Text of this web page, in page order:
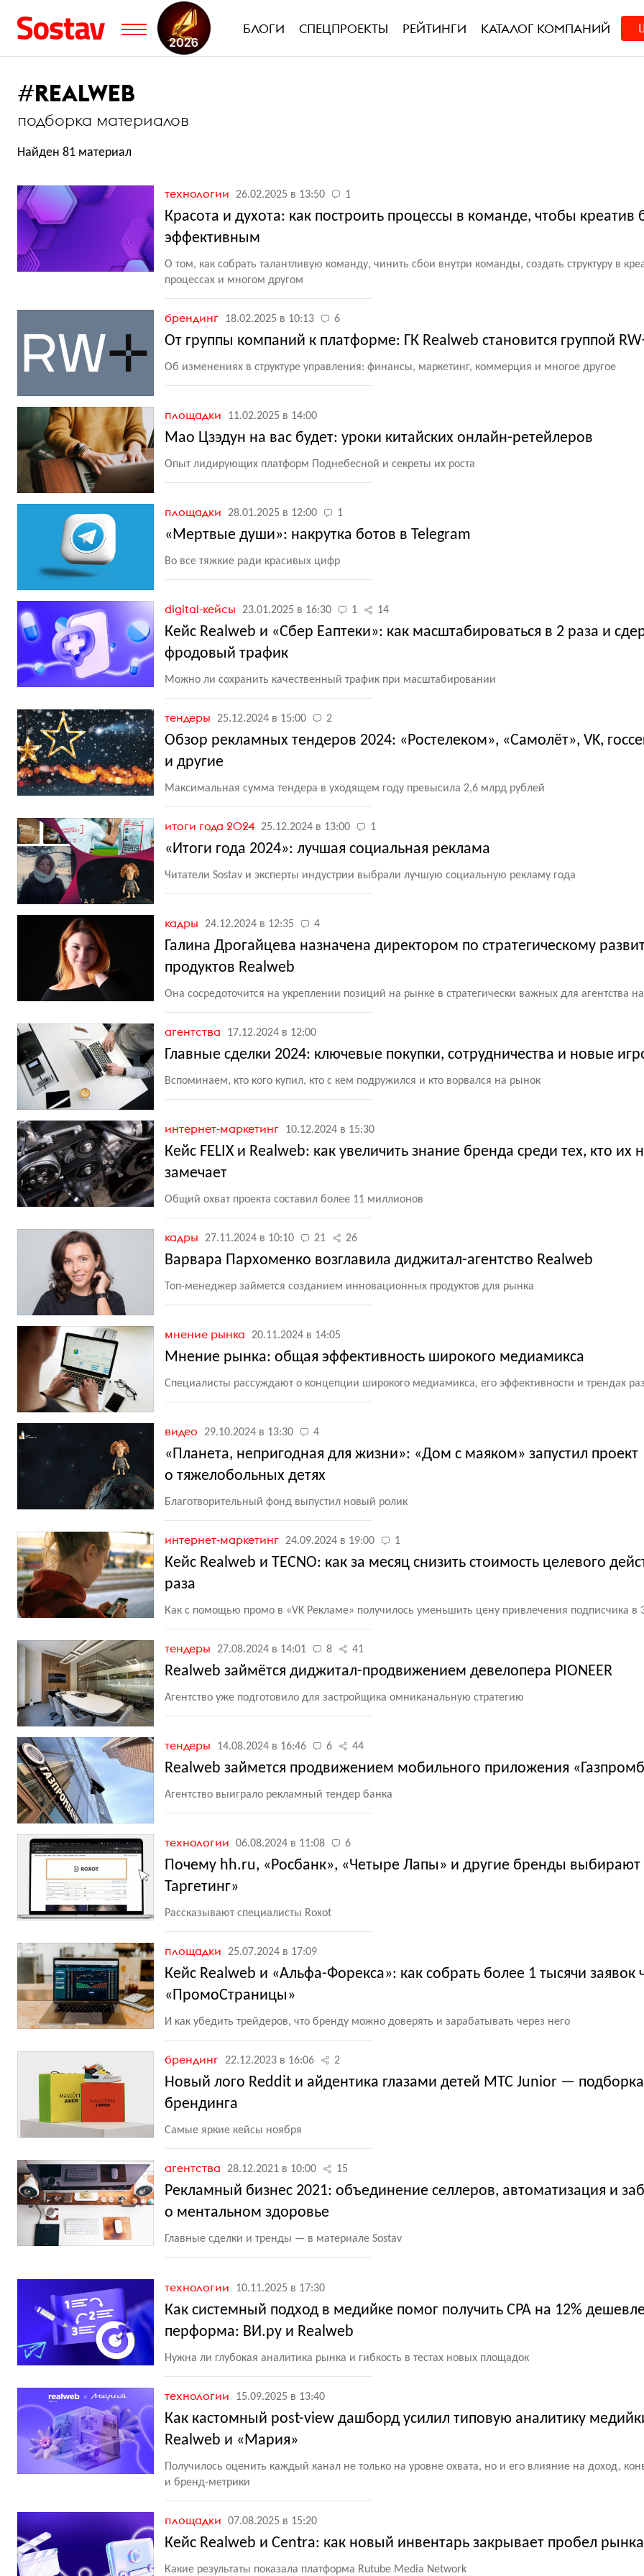
БЛОГИ СПЕЦПРОЕКТЫ РЕЙТИНГИ КАТАЛОГ КОМПАНИЙ
#REALWEB
подборка материалов
Найден 81 материал
технологии 26.02.2025 в 13:50 1
Красота и духота: как построить процессы в команде, чтобы креатив
эффективным
О том, как собрать талантливую команду, чинить сбои внутри команды, создать структуру в
процессах и многом другом
брендинг 18.02.2025 в 10:13 6
От группы компаний к платформе: ГК Realweb становится группой
Об изменениях в структуре управления: финансы, маркетинг, коммерция и многое другое
площадки 11.02.2025 в 14:00
Мао Цзэдун на вас будет: уроки китайских онлайн-ретейлеров
Опыт лидирующих платформ Поднебесной и секреты их роста
площадки 28.01.2025 в 12:00 1
«Мертвые души»: накрутка ботов в Telegram
Во все тяжкие ради красивых цифр
digital-кейсы 23.01.2025 в 16:30 1 14
Кейс Realweb и «Сбер Еаптеки»: как масштабироваться в 2 раза и
фродовый трафик
Можно ли сохранить качественный трафик при масштабировании
тендеры 25.12.2024 в 15:00 2
Обзор рекламных тендеров 2024: «Ростелеком», «Самолёт», VK,
и другие
Максимальная сумма тендера в уходящем году превысила 2,6 млрд рублей
итоги года 2024 25.12.2024 в 13:00 1
«Итоги года 2024»: лучшая социальная реклама
Читатели Sostav и эксперты индустрии выбрали лучшую социальную рекламу года
кадры 24.12.2024 в 12:35 4
Галина Дрогайцева назначена директором по стратегическому
продуктов Realweb
Она сосредоточится на укреплении позиций на рынке в стратегически важных для агентства
агентства 17.12.2024 в 12:00
Главные сделки 2024: ключевые покупки, сотрудничества и новые
Вспоминаем, кто кого купил, кто с кем подружился и кто ворвался на рынок
интернет-маркетинг 10.12.2024 в 15:30
Кейс FELIX и Realweb: как увеличить знание бренда среди тех, кто их
замечает
Общий охват проекта составил более 11 миллионов
кадры 27.11.2024 в 10:10 21 26
Варвара Пархоменко возглавила диджитал-агентство Realweb
Топ-менеджер займется созданием инновационных продуктов для рынка
мнение рынка 20.11.2024 в 14:05
Мнение рынка: общая эффективность широкого медиамикса
Специалисты рассуждают о концепции широкого медиамикса, его эффективности и трендах
видео 29.10.2024 в 13:30 4
«Планета, непригодная для жизни»: «Дом с маяком» запустил проект
о тяжелобольных детях
Благотворительный фонд выпустил новый ролик
интернет-маркетинг 24.09.2024 в 19:00 1
Кейс Realweb и TECNO: как за месяц снизить стоимость целевого
раза
Как с помощью промо в «VK Рекламе» получилось уменьшить цену привлечения подписчика в
тендеры 27.08.2024 в 14:01 8 41
Realweb займётся диджитал-продвижением девелопера PIONEER
Агентство уже подготовило для застройщика омниканальную стратегию
тендеры 14.08.2024 в 16:46 6 44
Realweb займется продвижением мобильного приложения
Агентство выиграло рекламный тендер банка
технологии 06.08.2024 в 11:08 6
Почему hh.ru, «Росбанк», «Четыре Лапы» и другие бренды выбирают
Таргетинг»
Рассказывают специалисты Roxot
площадки 25.07.2024 в 17:09
Кейс Realweb и «Альфа-Форекса»: как собрать более 1 тысячи заявок
«ПромоСтраницы»
И как убедить трейдеров, что бренду можно доверять и зарабатывать через него
брендинг 22.12.2023 в 16:06 2
Новый лого Reddit и айдентика глазами детей МТС Junior — подборка
брендинга
Самые яркие кейсы ноября
агентства 28.12.2021 в 10:00 15
Рекламный бизнес 2021: объединение селлеров, автоматизация и
о ментальном здоровье
Главные сделки и тренды — в материале Sostav
технологии 10.11.2025 в 17:30
Как системный подход в медийке помог получить CPA на 12%
перформа: ВИ.ру и Realweb
Нужна ли глубокая аналитика рынка и гибкость в тестах новых площадок
технологии 15.09.2025 в 13:40
Как кастомный post-view дашборд усилил типовую аналитику
Realweb и «Мария»
Получилось оценить каждый канал не только на уровне охвата, но и его влияние на доход,
и бренд-метрики
площадки 07.08.2025 в 15:20
Кейс Realweb и Centra: как новый инвентарь закрывает пробел
Какие результаты показала платформа Rutube Media Network